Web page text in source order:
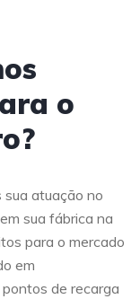
o
atuação no
sua fábrica na
para o mercado
em
de recarga